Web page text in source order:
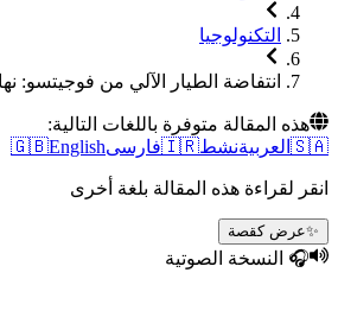
التكنولوجيا
انتفاضة الطيار الآلي من فوجيتسو:
هذه المقالة متوفرة باللغات التالية:
🇸🇦 العربيةنشط🇮🇷فارسی 🇬🇧English
انقر لقراءة هذه المقالة بلغة أخرى
✨عرض كقصة
🎧 النسخة الصوتية